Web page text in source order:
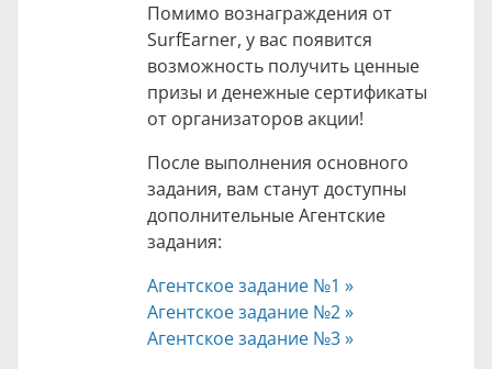
Помимо вознаграждения от
SurfEarner, у вас появится
возможность получить ценные
призы и денежные сертификаты
от организаторов акции!
После выполнения основного
задания, вам станут доступны
дополнительные Агентские
задания:
Агентское задание №1 »
Агентское задание №2 »
Агентское задание №3 »